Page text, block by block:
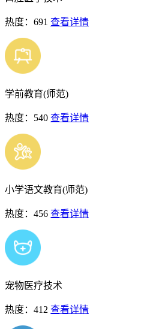
热度：691 查看详情
学前教育(师范)
热度：540 查看详情
小学语文教育(师范)
热度：456 查看详情
宠物医疗技术
热度：412 查看详情